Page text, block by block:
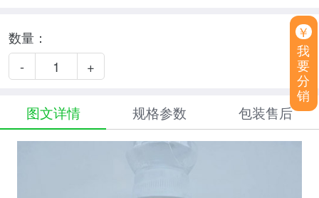
数量：
-
+
图文详情 规格参数 包装售后
￥
我
要
分
销